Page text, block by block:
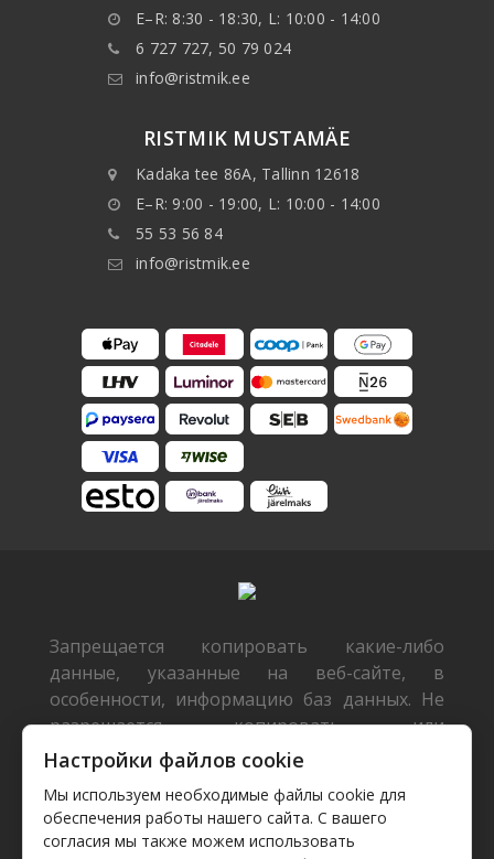
E–R: 8:30 - 18:30, L: 10:00 - 14:00
6 727 727, 50 79 024
info@ristmik.ee
RISTMIK MUSTAMÄE
Kadaka tee 86A, Tallinn 12618
E–R: 9:00 - 19:00, L: 10:00 - 14:00
55 53 56 84
info@ristmik.ee
Запрещается копировать какие-либо
данные, указанные на веб-сайте, в
особенности, информацию баз данных. Не
разрешается копировать или
распространять данные или базы данных
без предварительного письменного
согласия TecDoc или/и разрешать такие
действия третьим лицам. Такие действия
Настройки файлов cookie
Мы используем необходимые файлы cookie для
обеспечения работы нашего сайта. С вашего
согласия мы также можем использовать